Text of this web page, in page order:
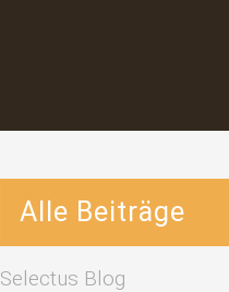
Alle Beiträge
Selectus Blog